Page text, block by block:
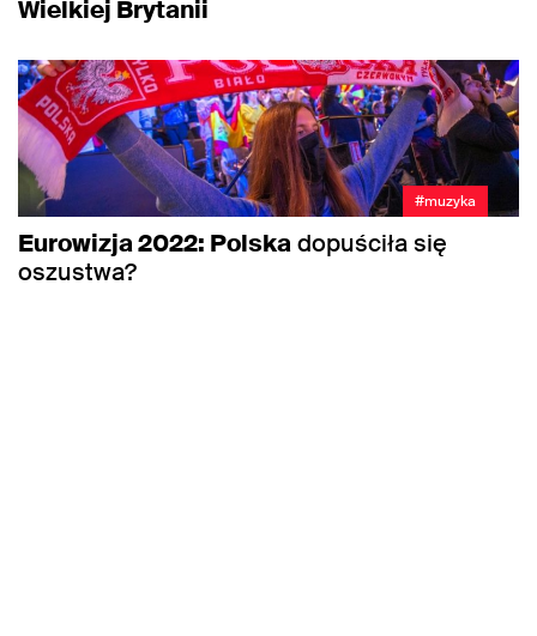
Wielkiej Brytanii
#muzyka
Eurowizja 2022: Polskadopuściła się
oszustwa?